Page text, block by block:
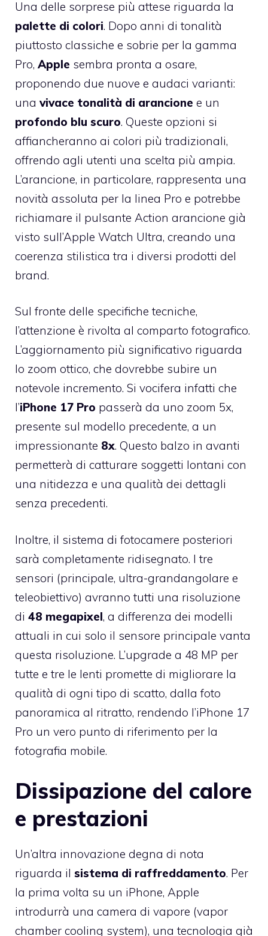
Una delle sorprese più attese riguarda la
palette di colori. Dopo anni di tonalità
piuttosto classiche e sobrie per la gamma
Pro, Apple sembra pronta a osare,
proponendo due nuove e audaci varianti:
una vivace tonalità di arancione e un
profondo blu scuro. Queste opzioni si
affiancheranno ai colori più tradizionali,
offrendo agli utenti una scelta più ampia.
L’arancione, in particolare, rappresenta una
novità assoluta per la linea Pro e potrebbe
richiamare il pulsante Action arancione già
visto sull’Apple Watch Ultra, creando una
coerenza stilistica tra i diversi prodotti del
brand.
Sul fronte delle specifiche tecniche,
l’attenzione è rivolta al comparto fotografico.
L’aggiornamento più significativo riguarda
lo zoom ottico, che dovrebbe subire un
notevole incremento. Si vocifera infatti che
l’iPhone 17 Pro passerà da uno zoom 5x,
presente sul modello precedente, a un
impressionante 8x. Questo balzo in avanti
permetterà di catturare soggetti lontani con
una nitidezza e una qualità dei dettagli
senza precedenti.
Inoltre, il sistema di fotocamere posteriori
sarà completamente ridisegnato. I tre
sensori (principale, ultra-grandangolare e
teleobiettivo) avranno tutti una risoluzione
di 48 megapixel, a differenza dei modelli
attuali in cui solo il sensore principale vanta
questa risoluzione. L’upgrade a 48 MP per
tutte e tre le lenti promette di migliorare la
qualità di ogni tipo di scatto, dalla foto
panoramica al ritratto, rendendo l’iPhone 17
Pro un vero punto di riferimento per la
fotografia mobile.
Dissipazione del calore
e prestazioni
Un’altra innovazione degna di nota
riguarda il sistema di raffreddamento. Per
la prima volta su un iPhone, Apple
introdurrà una camera di vapore (vapor
chamber cooling system), una tecnologia già